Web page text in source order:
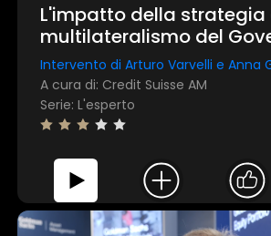
L'impatto della strategia
multilateralismo del
Draghi sull'economia e
italiana
Intervento di Arturo Varvelli e Anna
A cura di: Credit Suisse AM​
Serie: L'esperto